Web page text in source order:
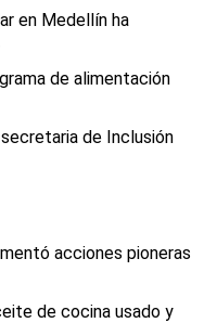
en Medellín ha
de alimentación
de Inclusión
acciones pioneras
de cocina usado y